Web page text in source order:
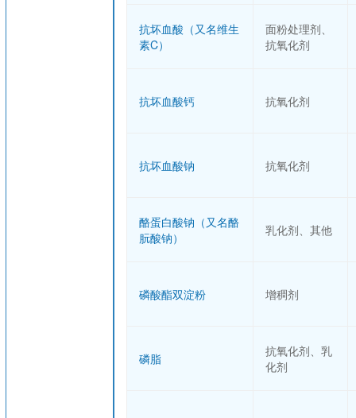
抗坏血酸（又名维生
素C）
面粉处理剂、
抗氧化剂
抗坏血酸钙 抗氧化剂
抗坏血酸钠 抗氧化剂
酪蛋白酸钠（又名酪
朊酸钠）
乳化剂、其他
磷酸酯双淀粉 增稠剂
磷脂
抗氧化剂、乳
化剂